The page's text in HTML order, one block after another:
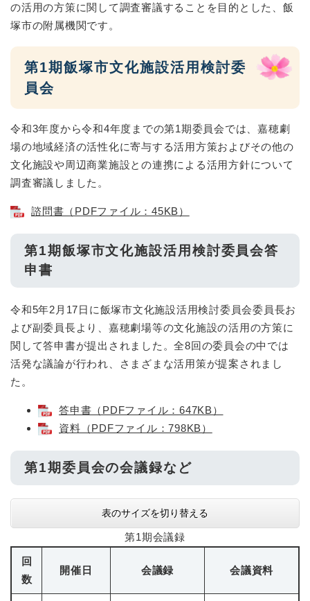
の活用の方策に関して調査審議することを目的とした、飯
塚市の附属機関です。
第1期飯塚市文化施設活用検討委
員会
令和3年度から令和4年度までの第1期委員会では、嘉穂劇
場の地域経済の活性化に寄与する活用方策およびその他の
文化施設や周辺商業施設との連携による活用方針について
調査審議しました。
諮問書（PDFファイル：45KB）
第1期飯塚市文化施設活用検討委員会答
申書
令和5年2月17日に飯塚市文化施設活用検討委員会委員長お
よび副委員長より、嘉穂劇場等の文化施設の活用の方策に
関して答申書が提出されました。全8回の委員会の中では
活発な議論が行われ、さまざまな活用策が提案されまし
た。
答申書（PDFファイル：647KB）
資料（PDFファイル：798KB）
第1期委員会の会議録など
表のサイズを切り替える
第1期会議録
回
数
開催日 会議録 会議資料